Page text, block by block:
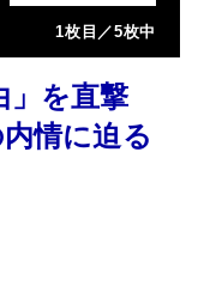
1枚目／5枚中
」を直撃
情に迫る